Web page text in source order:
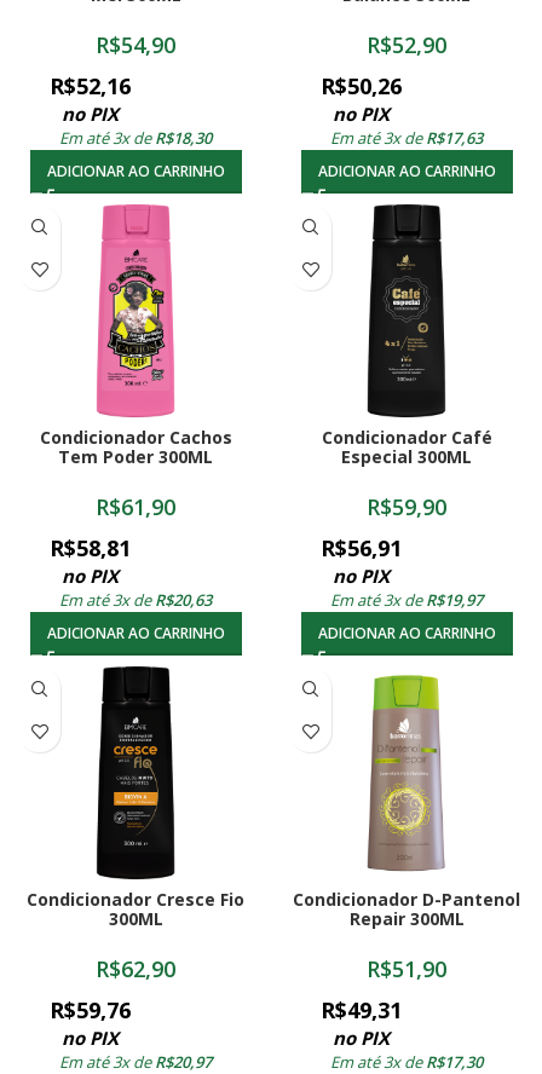
R$54,90
R$52,16
no PIX
Em até 3x deR$18,30
ADICIONAR AO CARRINHO
R$52,90
R$50,26
no PIX
Em até 3x deR$17,63
ADICIONAR AO CARRINHO
Condicionador Cachos
Tem Poder 300ML
R$61,90
R$58,81
no PIX
Em até 3x deR$20,63
ADICIONAR AO CARRINHO
Condicionador Café
Especial 300ML
R$59,90
R$56,91
no PIX
Em até 3x deR$19,97
ADICIONAR AO CARRINHO
Condicionador Cresce Fio
300ML
R$62,90
R$59,76
no PIX
Em até 3x deR$20,97
Condicionador D-Pantenol
Repair 300ML
R$51,90
R$49,31
no PIX
Em até 3x deR$17,30